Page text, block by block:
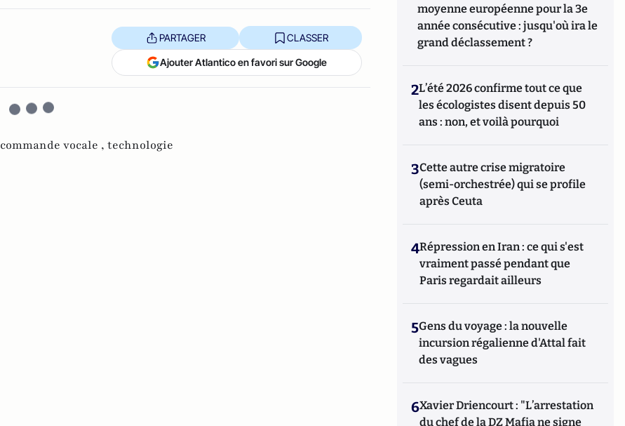
PARTAGER CLASSER
Ajouter Atlantico en favori sur Google
commande vocale , technologie
moyenne européenne pour la 3e
année consécutive : jusqu'où ira le
grand déclassement ?
2L’été 2026 confirme tout ce que
les écologistes disent depuis 50
ans : non, et voilà pourquoi
3Cette autre crise migratoire
(semi-orchestrée) qui se profile
après Ceuta
4Répression en Iran : ce qui s'est
vraiment passé pendant que
Paris regardait ailleurs
5Gens du voyage : la nouvelle
incursion régalienne d'Attal fait
des vagues
6Xavier Driencourt : "L’arrestation
du chef de la DZ Mafia ne signe